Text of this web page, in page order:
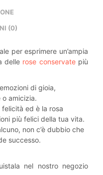
(0)
per esprimere un’ampia
delle rose conservatepiù
di gioia,
o amicizia.
ed è la rosa
più felici della tua vita.
non c’è dubbio che
successo.
nel nostro negozio